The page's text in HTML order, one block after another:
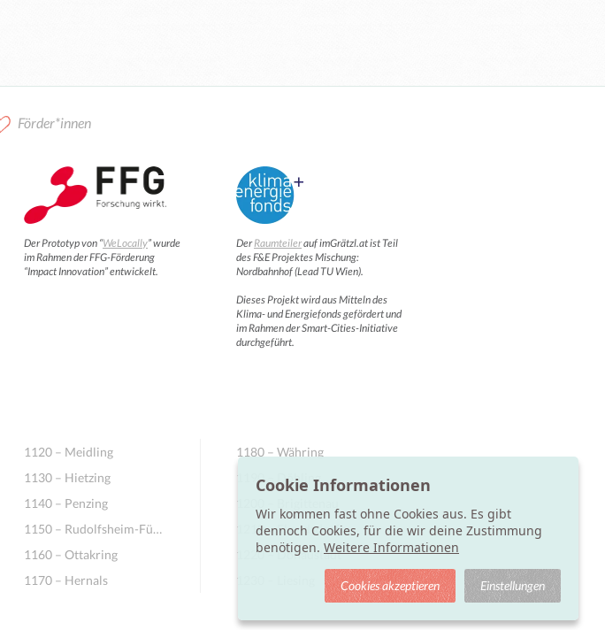
Förder*innen
Der Prototyp von “WeLocally” wurde
im Rahmen der FFG-Förderung
“Impact Innovation” entwickelt.
DerRaumteilerauf imGrätzl.at ist Teil
des F&E Projektes Mischung:
Nordbahnhof (Lead TU Wien).
Dieses Projekt wird aus Mitteln des
Klima- und Energiefonds gefördert und
im Rahmen der Smart-Cities-Initiative
durchgeführt.
1120 – Meidling
1130 – Hietzing
1140 – Penzing
1150 – Rudolfsheim-Fünfhaus
1160 – Ottakring
1170 – Hernals
1180 – Währing
1190 – Döbling
1200 – Brigittenau
1210 – Floridsdorf
1220 – Donaustadt
1230 – Liesing
Cookie Informationen
Wir kommen fast ohne Cookies aus. Es gibt
dennoch Cookies, für die wir deine Zustimmung
benötigen. Weitere Informationen
Cookies akzeptieren Einstellungen